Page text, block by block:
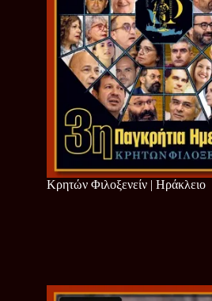
Κρητών Φιλοξενείν | Ηράκλειο